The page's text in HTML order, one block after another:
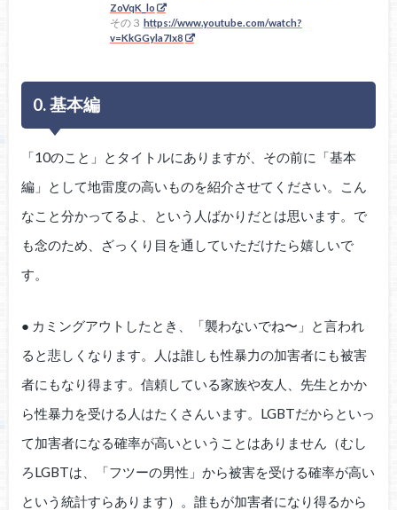
ZoVqK_lo
その３ https://www.youtube.com/watch?
v=KkGGyla7Ix8
0. 基本編
「10のこと」とタイトルにありますが、その前に「基本
編」として地雷度の高いものを紹介させてください。こん
なこと分かってるよ、という人ばかりだとは思います。で
も念のため、ざっくり目を通していただけたら嬉しいで
す。
● カミングアウトしたとき、「襲わないでね〜」と言われ
ると悲しくなります。人は誰しも性暴力の加害者にも被害
者にもなり得ます。信頼している家族や友人、先生とかか
ら性暴力を受ける人はたくさんいます。LGBTだからといっ
て加害者になる確率が高いということはありません（むし
ろLGBTは、「フツーの男性」から被害を受ける確率が高い
という統計すらあります）。誰もが加害者になり得るから